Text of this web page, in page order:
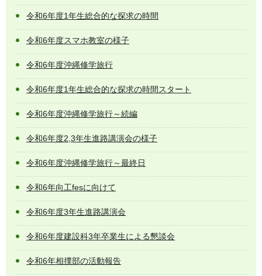
令和6年度1年生総合的な探求の時間
令和6年度スマホ教室の様子
令和6年度沖縄修学旅行
令和6年度1年生総合的な探求の時間スタート
令和6年度沖縄修学旅行～続編
令和6年度2,3年生進路講演会の様子
令和6年度沖縄修学旅行～最終日
令和6年向工fesに向けて
令和6年度3年生進路講演会
令和6年度建設科3年卒業生による懇談会
令和6年相撲部の活動報告